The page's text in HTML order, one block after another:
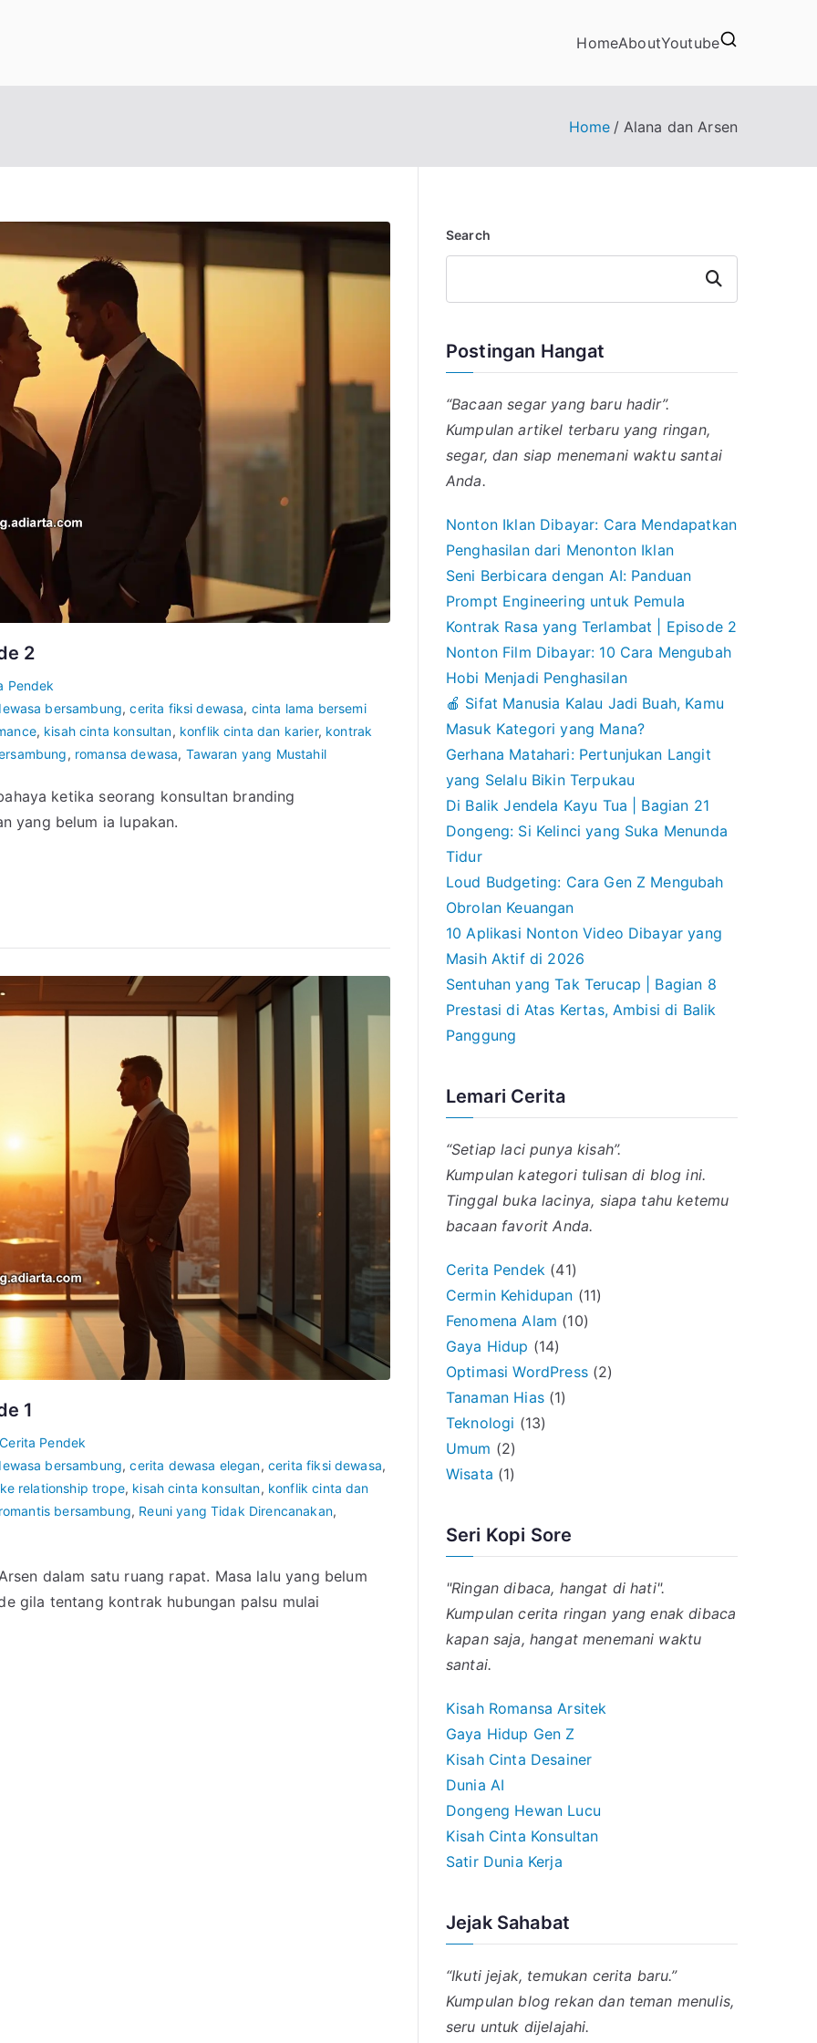
HomeAboutYoutube
Home Alana dan Arsen
2
Pendek
bersambung,cerita fiksi dewasa, cinta lama bersemi
, kisah cinta konsultan, konflik cinta dan karier, kontrak
, romansa dewasa, Tawaran yang Mustahil
ketika seorang konsultan branding
yang belum ia lupakan.
1
Cerita Pendek
bersambung,cerita dewasa elegan, cerita fiksi dewasa,
relationship trope, kisah cinta konsultan, konflik cinta dan
bersambung, Reuni yang Tidak Direncanakan,
dalam satu ruang rapat. Masa lalu yang belum
gila tentang kontrak hubungan palsu mulai
Search
Search
Postingan Hangat
“Bacaan segar yang baru hadir”.
Kumpulan artikel terbaru yang ringan,
segar, dan siap menemani waktu santai
Anda.
Nonton Iklan Dibayar: Cara Mendapatkan
Penghasilan dari Menonton Iklan
Seni Berbicara dengan AI: Panduan
Prompt Engineering untuk Pemula
Kontrak Rasa yang Terlambat | Episode 2
Nonton Film Dibayar: 10 Cara Mengubah
Hobi Menjadi Penghasilan
🍎 Sifat Manusia Kalau Jadi Buah, Kamu
Masuk Kategori yang Mana?
Gerhana Matahari: Pertunjukan Langit
yang Selalu Bikin Terpukau
Di Balik Jendela Kayu Tua | Bagian 21
Dongeng: Si Kelinci yang Suka Menunda
Tidur
Loud Budgeting: Cara Gen Z Mengubah
Obrolan Keuangan
10 Aplikasi Nonton Video Dibayar yang
Masih Aktif di 2026
Sentuhan yang Tak Terucap | Bagian 8
Prestasi di Atas Kertas, Ambisi di Balik
Panggung
Lemari Cerita
“Setiap laci punya kisah”.
Kumpulan kategori tulisan di blog ini.
Tinggal buka lacinya, siapa tahu ketemu
bacaan favorit Anda.
Cerita Pendek (41)
Cermin Kehidupan (11)
Fenomena Alam (10)
Gaya Hidup (14)
Optimasi WordPress(2)
Tanaman Hias(1)
Teknologi (13)
Umum (2)
Wisata (1)
Seri Kopi Sore
"Ringan dibaca, hangat di hati".
Kumpulan cerita ringan yang enak dibaca
kapan saja, hangat menemani waktu
santai.
Kisah Romansa Arsitek
Gaya Hidup Gen Z
Kisah Cinta Desainer
Dunia AI
Dongeng Hewan Lucu
Kisah Cinta Konsultan
Satir Dunia Kerja
Jejak Sahabat
“Ikuti jejak, temukan cerita baru.”
Kumpulan blog rekan dan teman menulis,
seru untuk dijelajahi.